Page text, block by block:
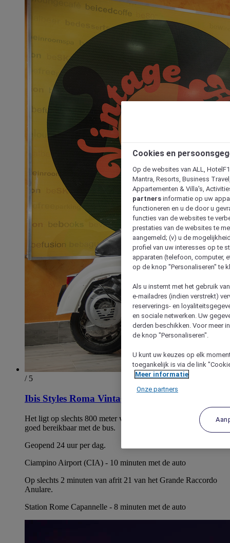
/ 5
Ibis Styles Roma Vintage
Het ligt op slechts 800 meter van de metro Anagnina en is
goed bereikbaar met de bus.
Geopend 24 uur per dag.
Ciampino Airport (CIA) - 10 minuten met de auto
Op slechts 2 minuten van afrit 21 van het Grande Raccordo
Anulare.
Station Rome Capannelle - 8 minuten met de auto
Cookies en
Op de websites van ALL,
Mantra, Resorts, Business
Appartementen & Villa's,
partners informatie op uw
functioneren en u de door u
functies van de websites te
prestaties van de websites te
aangemeld; (v) u de
profiel van uw interesses op te
apparaten (telefoon, computer,
op de knop "Personaliseren" te
Als u instemt met het gebruik
e-mailadres (indien verstrekt)
reserverings- en
en sociale netwerken. Uw
derden beschikken. Voor meer
de knop "Personaliseren".
U kunt uw keuzes op elk
toegankelijk is via de link
Meer informatie
Onze partners